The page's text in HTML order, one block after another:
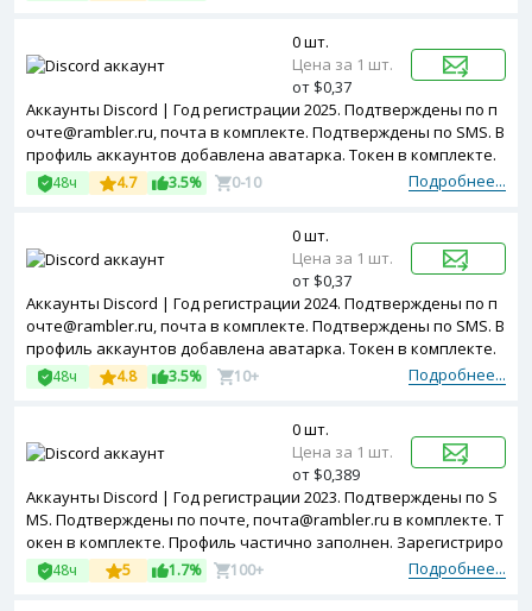
Аккаунты Discord | Год регистрации 2025. Подтверждены по п
очте@rambler.ru, почта в комплекте. Подтверждены по SMS. В
профиль аккаунтов добавлена аватарка. Токен в комплекте.
Зарегистрированы с MIX ip.
Подробнее...
48ч 4.7 3.5% 0-10
0 шт.
Цена за 1 шт.
от $0,37
Аккаунты Discord | Год регистрации 2024. Подтверждены по п
очте@rambler.ru, почта в комплекте. Подтверждены по SMS. В
профиль аккаунтов добавлена аватарка. Токен в комплекте.
Зарегистрированы с MIX ip.
Подробнее...
48ч 4.8 3.5% 10+
0 шт.
Цена за 1 шт.
от $0,37
Аккаунты Discord | Год регистрации 2023. Подтверждены по S
MS. Подтверждены по почте, почта@rambler.ru в комплекте. Т
окен в комплекте. Профиль частично заполнен. Зарегистриро
ваны с MIX ip.
Подробнее...
48ч 5 1.7% 100+
0 шт.
Цена за 1 шт.
от $0,389